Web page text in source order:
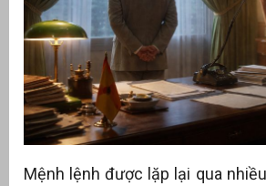
Mệnh lệnh được lặp lại qua